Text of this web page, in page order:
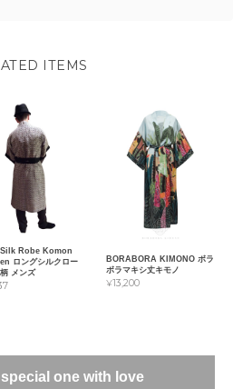
ITEMS
Robe Komon
ロングシルクロー
メンズ
BORABORA KIMONO ボラ
ボラマキシ丈キモノ
¥13,200
one with love